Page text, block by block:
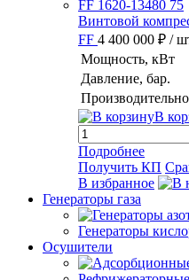
Винтовой
FF 4 400 000 ₽ /
Мощность, кВт
Давление, бар.
В
Подробнее
Получить КП
В избранное
Генераторы газа
Генераторы
Осушители